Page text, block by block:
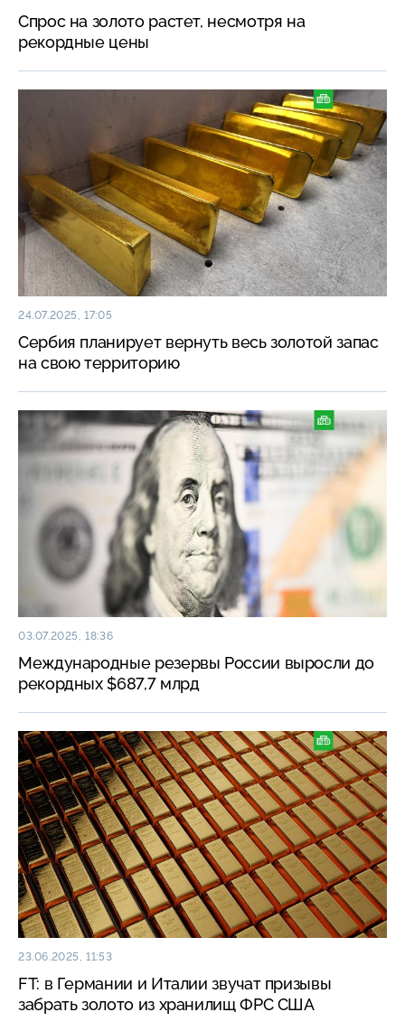
Спрос на золото растет, несмотря на
рекордные цены
24.07.2025, 17:05
Сербия планирует вернуть весь золотой запас
на свою территорию
03.07.2025, 18:36
Международные резервы России выросли до
рекордных $687,7 млрд
23.06.2025, 11:53
FT: в Германии и Италии звучат призывы
забрать золото из хранилищ ФРС США